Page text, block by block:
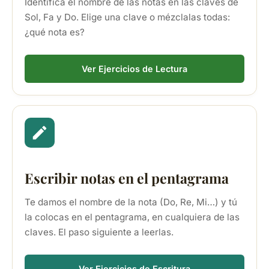
Sol, Fa y Do. Elige una clave o mézclalas todas:
¿qué nota es?
Ver Ejercicios de Lectura
Escribir notas en el pentagrama
Te damos el nombre de la nota (Do, Re, Mi…) y tú
la colocas en el pentagrama, en cualquiera de las
claves. El paso siguiente a leerlas.